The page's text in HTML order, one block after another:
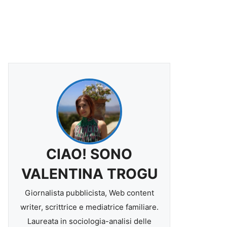
CIAO! SONO
VALENTINA TROGU
Giornalista pubblicista, Web content
writer, scrittrice e mediatrice familiare.
Laureata in sociologia-analisi delle